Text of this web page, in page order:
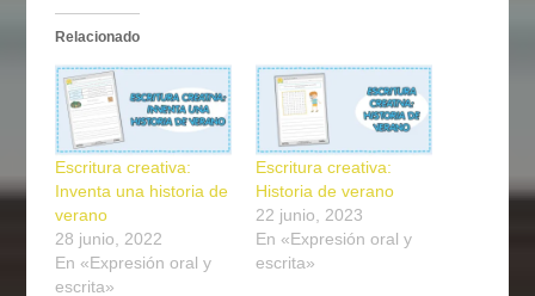
Relacionado
Escritura creativa:
Inventa una historia de
verano
28 junio, 2022
En «Expresión oral y
escrita»
Escritura creativa:
Historia de verano
22 junio, 2023
En «Expresión oral y
escrita»